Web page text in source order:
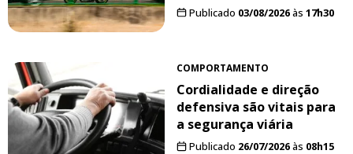
Publicado 03/08/2026às 17h30
COMPORTAMENTO
Cordialidade e direção
defensiva são vitais para
a segurança viária
Publicado 26/07/2026às 08h15